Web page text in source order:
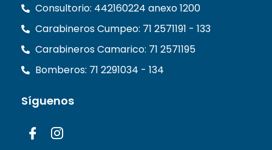
Consultorio: 442160224 anexo 1200
Carabineros Cumpeo: 71 2571191 - 133
Carabineros Camarico: 71 2571195
Bomberos: 71 2291034 - 134
Síguenos